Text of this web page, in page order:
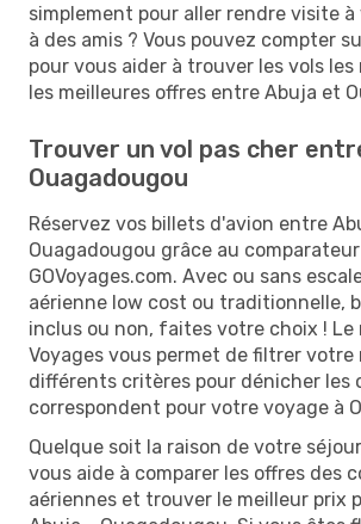
simplement pour aller rendre visite
à des amis ? Vous pouvez compter
pour vous aider à trouver les vols
les meilleures offres entre Abuja et
Trouver un vol pas cher
Ouagadougou
Réservez vos billets d'avion entre
Ouagadougou grâce au
GOVoyages.com. Avec ou sans
aérienne low cost ou traditionnelle,
inclus ou non, faites votre choix ! Le
Voyages vous permet de filtrer votre
différents critères pour dénicher les
correspondent pour votre voyage à
Quelque soit la raison de votre
vous aide à comparer les offres des
aériennes et trouver le meilleur prix